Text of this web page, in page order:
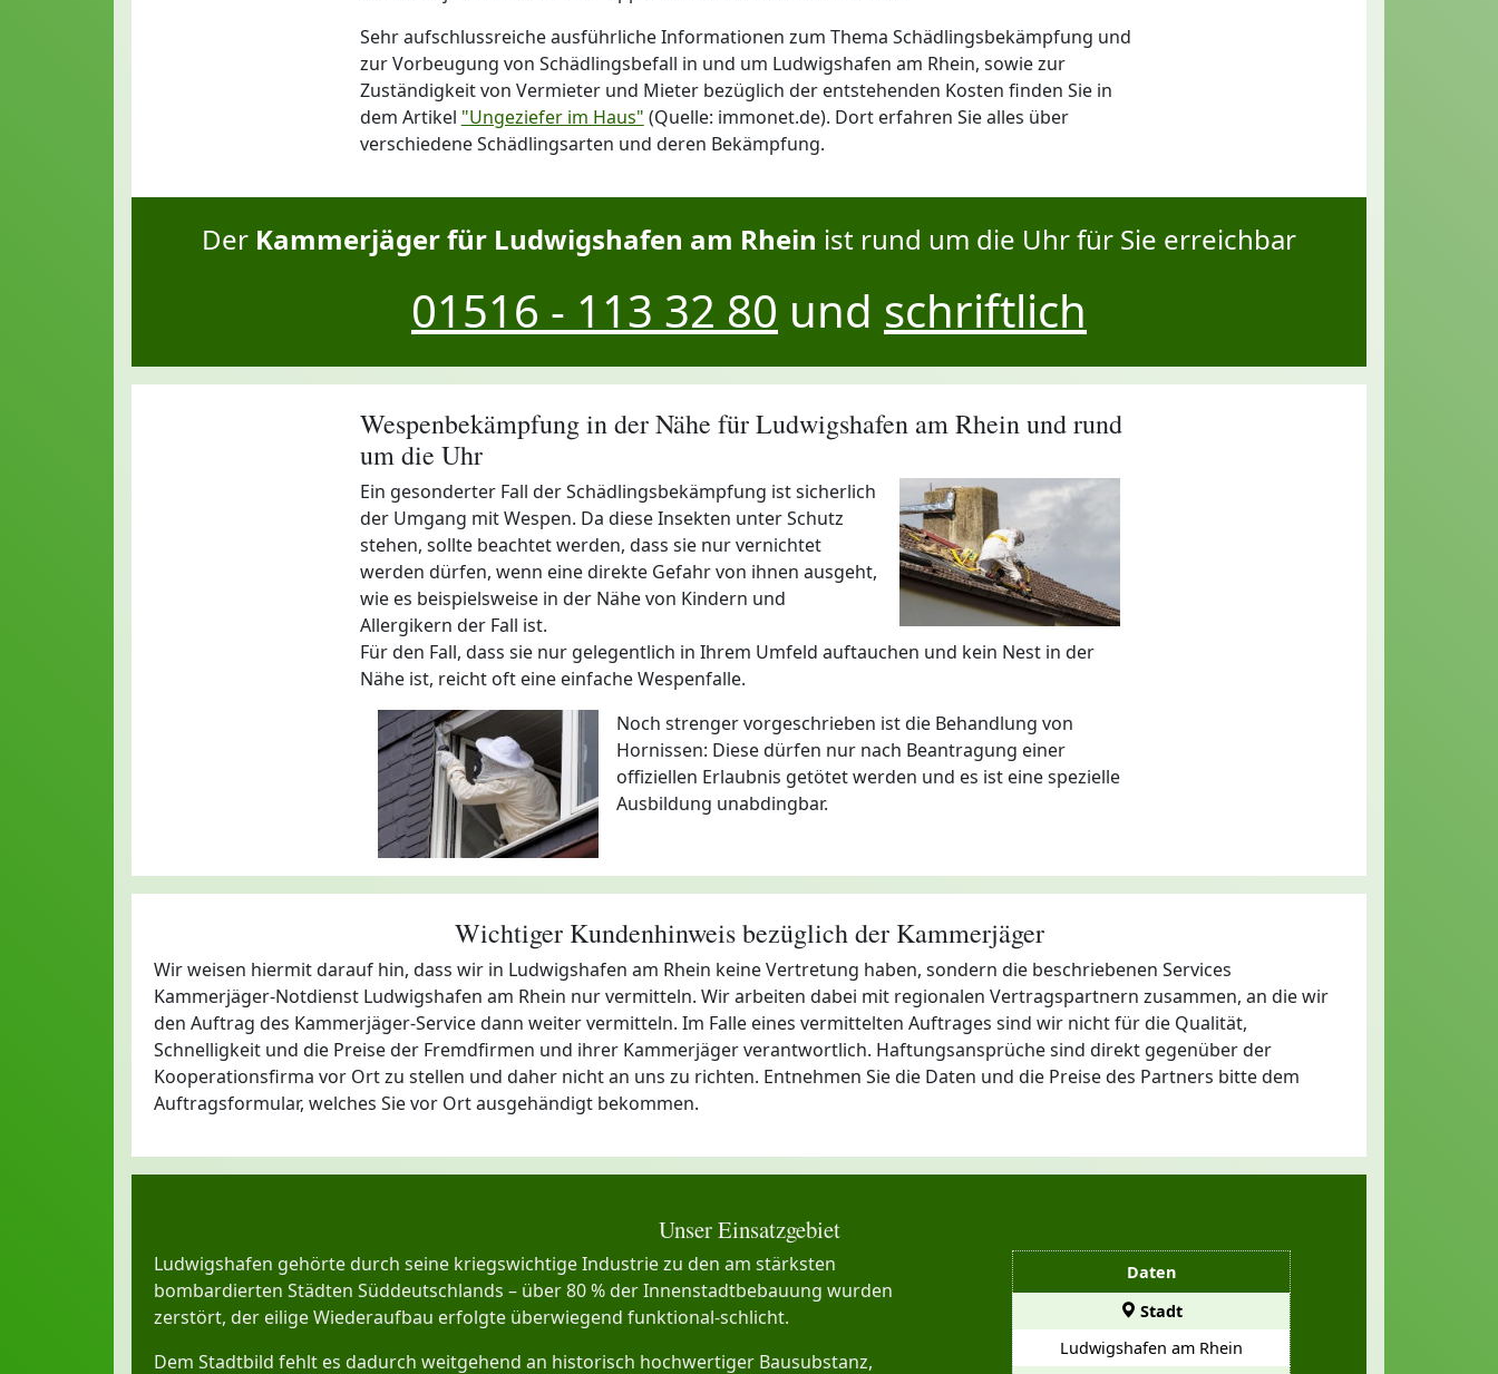
Sehr aufschlussreiche ausführliche Informationen zum Thema Schädlingsbekämpfung und
zur Vorbeugung von Schädlingsbefall in und um Ludwigshafen am Rhein, sowie zur
Zuständigkeit von Vermieter und Mieter bezüglich der entstehenden Kosten finden Sie in
dem Artikel "Ungeziefer im Haus" (Quelle: immonet.de). Dort erfahren Sie alles über
verschiedene Schädlingsarten und deren Bekämpfung.
Der Kammerjäger für Ludwigshafen am Rhein ist rund um die Uhr für Sie erreichbar
01516 - 113 32 80 und schriftlich
Wespenbekämpfung in der Nähe für Ludwigshafen am Rhein und rund
um die Uhr
Ein gesonderter Fall der Schädlingsbekämpfung ist sicherlich
der Umgang mit Wespen. Da diese Insekten unter Schutz
stehen, sollte beachtet werden, dass sie nur vernichtet
werden dürfen, wenn eine direkte Gefahr von ihnen ausgeht,
wie es beispielsweise in der Nähe von Kindern und
Allergikern der Fall ist.
Für den Fall, dass sie nur gelegentlich in Ihrem Umfeld auftauchen und kein Nest in der
Nähe ist, reicht oft eine einfache Wespenfalle.
Noch strenger vorgeschrieben ist die Behandlung von
Hornissen: Diese dürfen nur nach Beantragung einer
offiziellen Erlaubnis getötet werden und es ist eine spezielle
Ausbildung unabdingbar.
Wichtiger Kundenhinweis bezüglich der Kammerjäger
Wir weisen hiermit darauf hin, dass wir in Ludwigshafen am Rhein keine Vertretung haben, sondern die beschriebenen Services
Kammerjäger-Notdienst Ludwigshafen am Rhein nur vermitteln. Wir arbeiten dabei mit regionalen Vertragspartnern zusammen, an die wir
den Auftrag des Kammerjäger-Service dann weiter vermitteln. Im Falle eines vermittelten Auftrages sind wir nicht für die Qualität,
Schnelligkeit und die Preise der Fremdfirmen und ihrer Kammerjäger verantwortlich. Haftungsansprüche sind direkt gegenüber der
Kooperationsfirma vor Ort zu stellen und daher nicht an uns zu richten. Entnehmen Sie die Daten und die Preise des Partners bitte dem
Auftragsformular, welches Sie vor Ort ausgehändigt bekommen.
Unser Einsatzgebiet
Daten
Stadt
Ludwigshafen am Rhein
Ludwigshafen gehörte durch seine kriegswichtige Industrie zu den am stärksten
bombardierten Städten Süddeutschlands – über 80 % der Innenstadtbebauung wurden
zerstört, der eilige Wiederaufbau erfolgte überwiegend funktional-schlicht.
Dem Stadtbild fehlt es dadurch weitgehend an historisch hochwertiger Bausubstanz,